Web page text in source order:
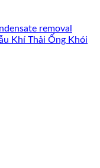
removal
Khí Thải Ống Khói